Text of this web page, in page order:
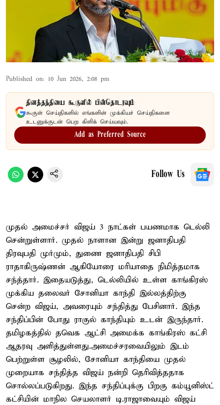
Published on: 10 Jun 2026, 2:08 pm
தினத்தந்தியை கூகுளில் பின்தொடரவும்
கூகுள் செய்திகளில் எங்களின் முக்கியச் செய்திகளை
உடனுக்குடன் பெற கிளிக் செய்யவும்.
Add as Preferred Source
Follow Us
முதல் அமைச்சர் விஜய் 3 நாட்கள் பயணமாக டெல்லி
சென்றுள்ளார். முதல் நாளான இன்று ஜனாதிபதி
திரவுபதி முர்மும், துணை ஜனாதிபதி சிபி
ராதாகிருஷ்ணன் ஆகியோரை மரியாதை நிமித்தமாக
சந்த்தார். இதையடுத்து, டெல்லியில் உள்ள காங்கிரஸ்
முக்கிய தலைவர் சோனியா காந்தி இல்லத்திற்கு
சென்ற விஜய், அவரையும் சந்தித்து பேசினார். இந்த
சந்திப்பின் போது ராகுல் காந்தியும் உடன் இருந்தார்.
தமிழகத்தில் தவெக ஆட்சி அமைக்க காங்கிரஸ் கட்சி
ஆதரவு அளித்துள்ளது.அமைச்சரவையிலும் இடம்
பெற்றுள்ள சூழலில், சோனியா காந்தியை முதல்
முறையாக சந்தித்த விஜய் நன்றி தெரிவித்ததாக
சொல்லப்படுகிறது. இந்த சந்திப்புக்கு பிறகு கம்யூனிஸ்ட்
கட்சியின் மாநில செயலாளர் டி.ராஜாவையும் விஜய்